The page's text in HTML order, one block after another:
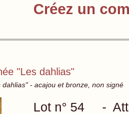
Créez un
"Les dahlias"
- acajou et bronze, non signé
Lot n° 54 -